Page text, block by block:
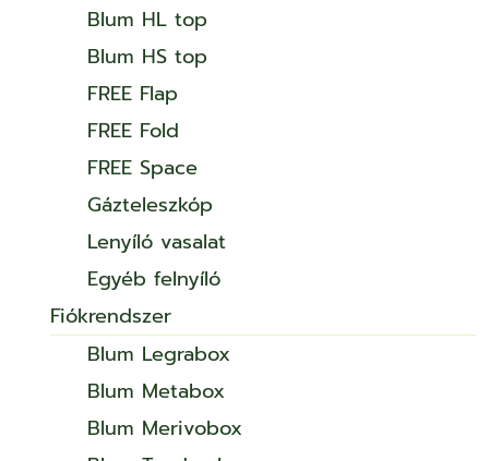
Blum HL top
Blum HS top
FREE Flap
FREE Fold
FREE Space
Gázteleszkóp
Lenyíló vasalat
Egyéb felnyíló
Fiókrendszer
Blum Legrabox
Blum Metabox
Blum Merivobox